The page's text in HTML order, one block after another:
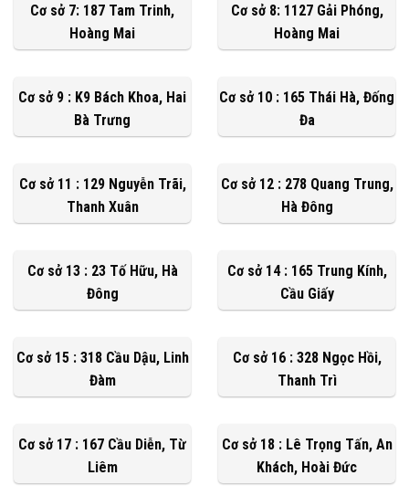
Cơ sở 7: 187 Tam Trinh,
Hoàng Mai
Cơ sở 8: 1127 Gải Phóng,
Hoàng Mai
Cơ sở 9 : K9 Bách Khoa, Hai
Bà Trưng
Cơ sở 10 : 165 Thái Hà, Đống
Đa
Cơ sở 11 : 129 Nguyễn Trãi,
Thanh Xuân
Cơ sở 12 : 278 Quang Trung,
Hà Đông
Cơ sở 13 : 23 Tố Hữu, Hà
Đông
Cơ sở 14 : 165 Trung Kính,
Cầu Giấy
Cơ sở 15 : 318 Cầu Dậu, Linh
Đàm
Cơ sở 16 : 328 Ngọc Hồi,
Thanh Trì
Cơ sở 17 : 167 Cầu Diễn, Từ
Liêm
Cơ sở 18 : Lê Trọng Tấn, An
Khách, Hoài Đức